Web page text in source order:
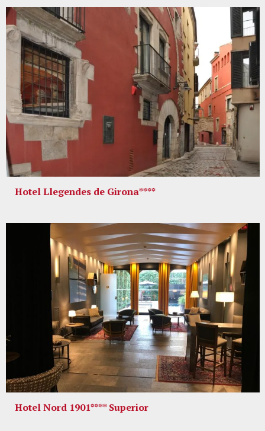
Hotel Llegendes de Girona****
Hotel Nord 1901**** Superior